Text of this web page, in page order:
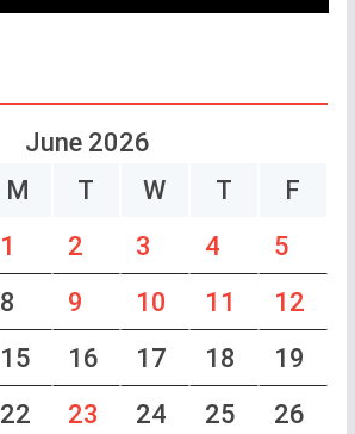
June 2026
M T W T
F
1
2 3 4
5
8 9 10 11
12
15 16 17 18
19
22 23 24 25
26